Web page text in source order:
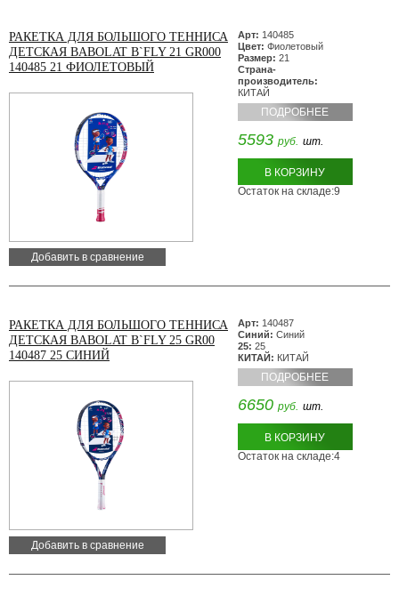
РАКЕТКА ДЛЯ БОЛЬШОГО ТЕННИСА
ДЕТСКАЯ BABOLAT B`FLY 21 GR000
140485 21 ФИОЛЕТОВЫЙ
Добавить в сравнение
Арт: 140485
Цвет: Фиолетовый
Размер: 21
Страна-
производитель:
КИТАЙ
ПОДРОБНЕЕ
5593 руб. шт.
В КОРЗИНУ
Остаток на складе:9
РАКЕТКА ДЛЯ БОЛЬШОГО ТЕННИСА
ДЕТСКАЯ BABOLAT B`FLY 25 GR00
140487 25 СИНИЙ
Добавить в сравнение
Арт: 140487
Синий: Синий
25: 25
КИТАЙ: КИТАЙ
ПОДРОБНЕЕ
6650 руб. шт.
В КОРЗИНУ
Остаток на складе:4